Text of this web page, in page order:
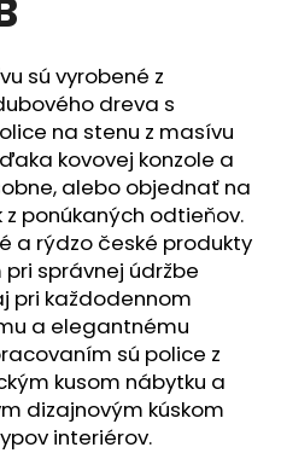
sú vyrobené z
dreva s
na stenu z masívu
kovovej konzole a
alebo objednať na
ponúkaných odtieňov.
a rýdzo české produkty
správnej údržbe
pri každodennom
a elegantnému
sú police z
kusom nábytku a
dizajnovým kúskom
interiérov.